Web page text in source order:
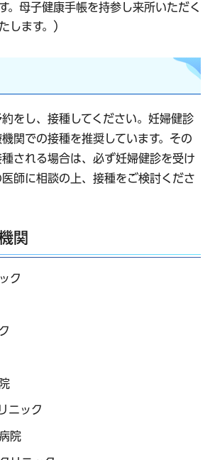
。母子健康手帳を持参し来所いただく
します。）
をし、接種してください。妊婦健診
関での接種を推奨しています。その
される場合は、必ず妊婦健診を受け
師に相談の上、接種をご検討くださ
関
ク
ニック
院